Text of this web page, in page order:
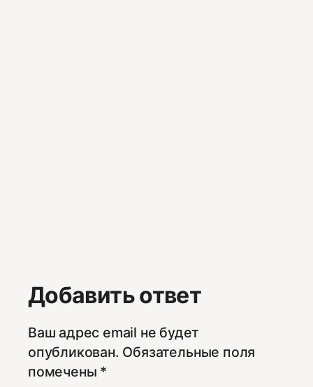
Добавить ответ
Ваш адрес email не будет
опубликован. Обязательные поля
помечены *